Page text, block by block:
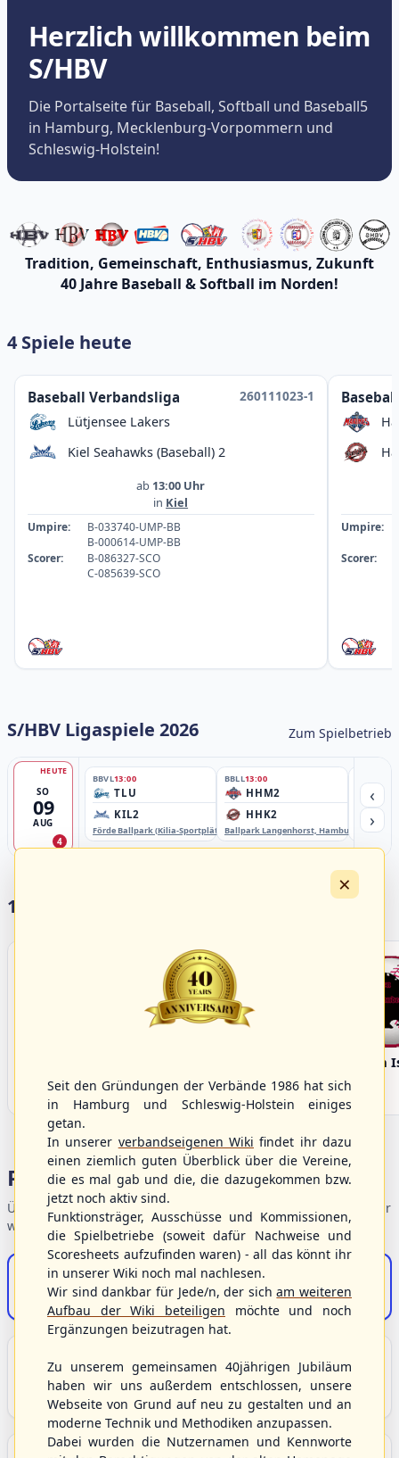
Herzlich willkommen beim
S/HBV
Die Portalseite für Baseball, Softball und Baseball5
in Hamburg, Mecklenburg-Vorpommern und
Schleswig-Holstein!
Tradition, Gemeinschaft, Enthusiasmus, Zukunft
40 Jahre Baseball & Softball im Norden!
4 Spiele heute
Baseball Verbandsliga
260111023-1
Lütjensee Lakers
Kiel Seahawks (Baseball) 2
ab 13:00 Uhr
in Kiel
Umpire:
B-033740-UMP-BB
B-000614-UMP-BB
Scorer:
B-086327-SCO
C-085639-SCO
Umpire:
Scorer:
S/HBV Ligaspiele 2026 Zum Spielbetrieb
SO
09
AUG
HEUTE
4
BBVL13:00
TLU
KIL2
Förde Ballpark (Kilia-Sportplätze), Kiel
BBLL13:00
HHM2
HHK2
Ballpark Langenhorst, Hamburg Ballpark
‹
›
17 Vereine im S/HBV
Beavers
Fehmarn
Portalbereiche
Übersicht der Verbandsbereiche – wählen Sie einen Einstieg für
weiterführende Informationen.
S/HBV-Shop
Der Onlineshop des S/HBV
Grundlagen und Hintergründe zu Baseball, Softball
und Baseball5.
×
Seit den Gründungen der Verbände 1986 hat sich
in Hamburg und Schleswig-Holstein einiges
getan.
In unserer verbandseigenen Wiki findet ihr dazu
einen ziemlich guten Überblick über die Vereine,
die es mal gab und die, die dazugekommen bzw.
jetzt noch aktiv sind.
Funktionsträger, Ausschüsse und Kommissionen,
die Spielbetriebe (soweit dafür Nachweise und
Scoresheets aufzufinden waren) - all das könnt ihr
in unserer Wiki noch mal nachlesen.
Wir sind dankbar für Jede/n, der sicham weiteren
Aufbau der Wiki beteiligen möchte und noch
Ergänzungen beizutragen hat.
Zu unserem gemeinsamen 40jährigen Jubiläum
haben wir uns außerdem entschlossen, unsere
Webseite von Grund auf neu zu gestalten und an
moderne Technik und Methodiken anzupassen.
Dabei wurden die Nutzernamen und Kennworte